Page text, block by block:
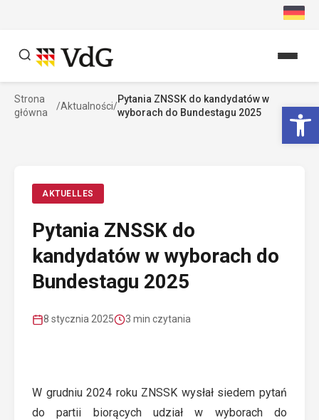
Szukaj
Szukaj
Strona
główna
/Aktualności/
Pytania ZNSSK do kandydatów w
wyborach do Bundestagu 2025
AKTUELLES
Pytania ZNSSK do
kandydatów w wyborach do
Bundestagu 2025
8 stycznia 2025 3 min czytania
W grudniu 2024 roku ZNSSK wysłał siedem pytań
do partii biorących udział w wyborach do